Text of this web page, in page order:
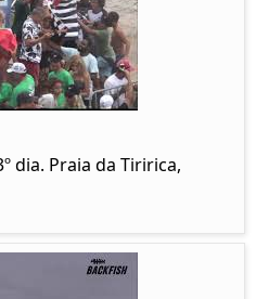
dia. Praia da Tiririca,